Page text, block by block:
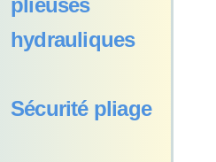
plieuses
hydrauliques
Sécurité pliage